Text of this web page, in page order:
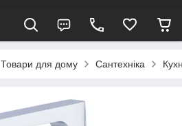
Товари для дому Сантехніка